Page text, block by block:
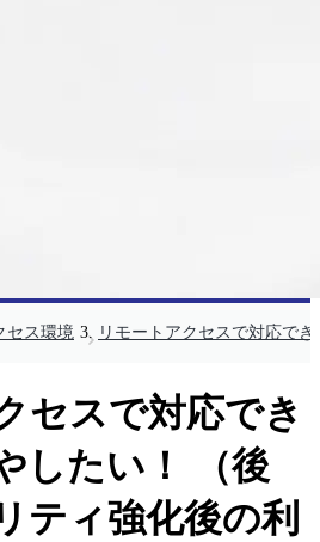
セス環境 リモートアクセスで対応で
セスで対応でき
したい！ （後
ティ強化後の利